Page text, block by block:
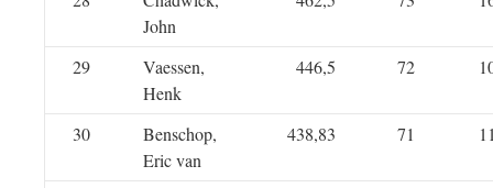
John
29
Vaessen,
Henk
446,5 72
30
Benschop,
Eric van
438,83 71